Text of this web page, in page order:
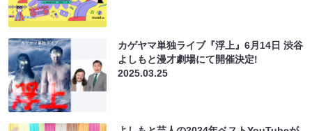
カゲヤマ単独ライブ『浮上』6月14日 渋谷
よしもと漫才劇場にて開催決定!
2025.03.25